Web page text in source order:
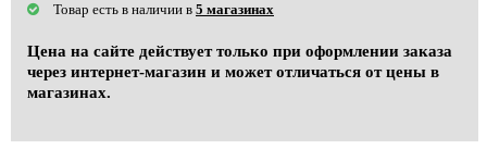
Товар есть в наличии в 5 магазинах
Цена на сайте действует только при оформлении заказа
через интернет-магазин и может отличаться от цены в
магазинах.